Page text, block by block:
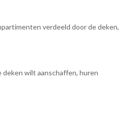
verdeeld door de deken,
wilt aanschaffen, huren